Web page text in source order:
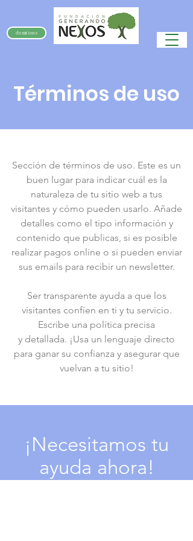
donations
Términos de uso
Sección de términos de uso. Este es un
buen lugar para indicar cuál es la
naturaleza de tu sitio web a tus
visitantes y cómo pueden usarlo. Añade
detalles como el tipo información y
contenido que publicas, si es posible
realizar pagos online o si pueden enviar
sus emails para recibir un newsletter.
Ser transparente ayuda a que los
visitantes confíen en ti y tu servicio.
Escribe una política precisa
y detallada. ¡Usa un lenguaje directo
para ganar su confianza y asegurar que
vuelvan a tu sitio!
¡Necesitamos tu
ayuda ahora!